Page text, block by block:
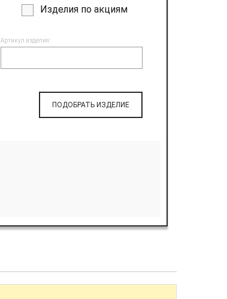
Изделия по акциям
Артикул изделия:
ПОДОБРАТЬ ИЗДЕЛИЕ